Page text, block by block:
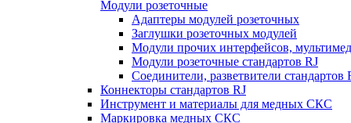
Модули розеточные
Адаптеры модулей розеточных
Заглушки розеточных модулей
Модули прочих интерфейсов,
Модули розеточные стандартов RJ
Соединители, разветвители стандартов
Коннекторы стандартов RJ
Инструмент и материалы для медных СКС
Маркировка медных СКС